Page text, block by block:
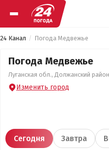
24 Канал Погода Медвежье
Погода Медвежье
Луганская обл., Должанский
Изменить город
Сегодня Завтра